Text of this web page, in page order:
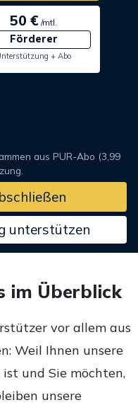
50 € /mtl.
Förderer
+ Abo
aus PUR-Abo (3,99
unterstützen
im Überblick
vor allem aus
Weil Ihnen unsere
und Sie möchten,
unsere